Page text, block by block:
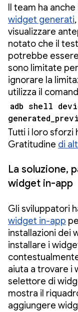
Il team ha
widget generati
visualizzare
notato che il
potrebbe
sono limitate
ignorare la
utilizza il
adb shell
Tutti i loro sforzi
Gratitudine di
La soluzione,
widget in-app
Gli sviluppatori
widget in-app
installazioni dei
installare i
aiuta a trovare i
selettore di
mostra il
aggiungere